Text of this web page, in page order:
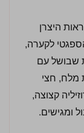
הוראות היצרן
לקערה,
שמן זית שבושל עם
מלח, חצי
קצוצה,
ומגישים.